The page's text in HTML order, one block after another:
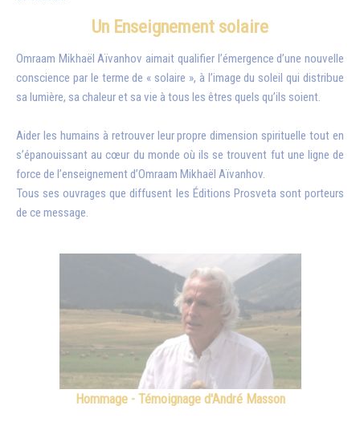
Un Enseignement solaire
Omraam Mikhaël Aïvanhov aimait qualifier l’émergence d’une nouvelle
conscience par le terme de « solaire », à l’image du soleil qui distribue
sa lumière, sa chaleur et sa vie à tous les êtres quels qu’ils soient.
Aider les humains à retrouver leur propre dimension spirituelle tout en
s’épanouissant au cœur du monde où ils se trouvent fut une ligne de
force de l’enseignement d’Omraam Mikhaël Aïvanhov.
Tous ses ouvrages que diffusent les Éditions Prosveta sont porteurs
de ce message.
Hommage - Témoignage d'André Masson